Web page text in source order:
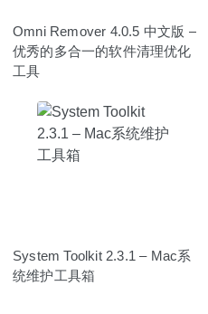
Omni Remover 4.0.5 中文版 –
优秀的多合一的软件清理优化
工具
System Toolkit 2.3.1 – Mac系
统维护工具箱